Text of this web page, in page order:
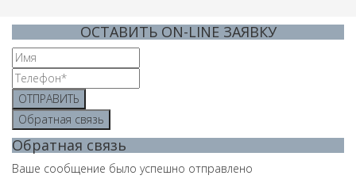
ОСТАВИТЬ ON-LINE ЗАЯВКУ
ОТПРАВИТЬ
Обратная связь
Обратная связь
Ваше сообщение было успешно отправлено